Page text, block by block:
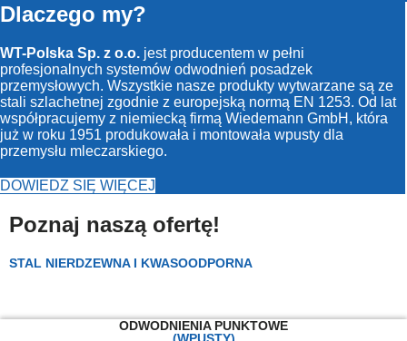
Dlaczego my?
WT-Polska Sp. z o.o. jest producentem w pełni
profesjonalnych systemów odwodnień posadzek
przemysłowych. Wszystkie nasze produkty wytwarzane są ze
stali szlachetnej zgodnie z europejską normą EN 1253. Od lat
współpracujemy z niemiecką firmą Wiedemann GmbH, która
już w roku 1951 produkowała i montowała wpusty dla
przemysłu mleczarskiego.
DOWIEDZ SIĘ WIĘCEJ
Poznaj naszą ofertę!
STAL NIERDZEWNA I KWASOODPORNA
ODWODNIENIA PUNKTOWE
(WPUSTY)